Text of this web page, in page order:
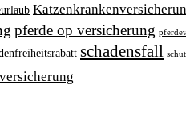
pferde op versicherung
schadensfall